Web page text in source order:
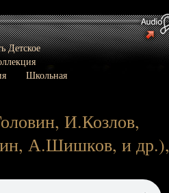
Детское
Школьная
И.Козлов,
А.Шишков, и др.),